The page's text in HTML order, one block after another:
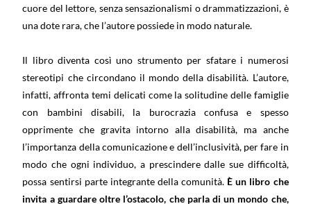
cuore del lettore, senza sensazionalismi o drammatizzazioni, è
una dote rara, che l’autore possiede in modo naturale.
Il libro diventa così uno strumento per sfatare i numerosi
stereotipi che circondano il mondo della disabilità. L’autore,
infatti, affronta temi delicati come la solitudine delle famiglie
con bambini disabili, la burocrazia confusa e spesso
opprimente che gravita intorno alla disabilità, ma anche
l’importanza della comunicazione e dell’inclusività, per fare in
modo che ogni individuo, a prescindere dalle sue difficoltà,
possa sentirsi parte integrante della comunità. È un libro che
invita a guardare oltre l’ostacolo, che parla di un mondo che,